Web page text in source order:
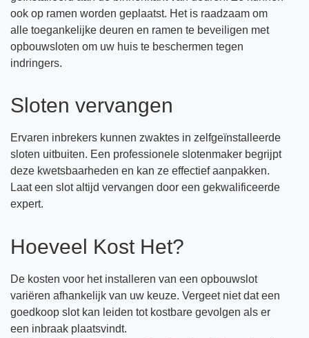
ook op ramen worden geplaatst. Het is raadzaam om
alle toegankelijke deuren en ramen te beveiligen met
opbouwsloten om uw huis te beschermen tegen
indringers.
Sloten vervangen
Ervaren inbrekers kunnen zwaktes in zelfgeïnstalleerde
sloten uitbuiten. Een professionele slotenmaker begrijpt
deze kwetsbaarheden en kan ze effectief aanpakken.
Laat een slot altijd vervangen door een gekwalificeerde
expert.
Hoeveel Kost Het?
De kosten voor het installeren van een opbouwslot
variëren afhankelijk van uw keuze. Vergeet niet dat een
goedkoop slot kan leiden tot kostbare gevolgen als er
een inbraak plaatsvindt.